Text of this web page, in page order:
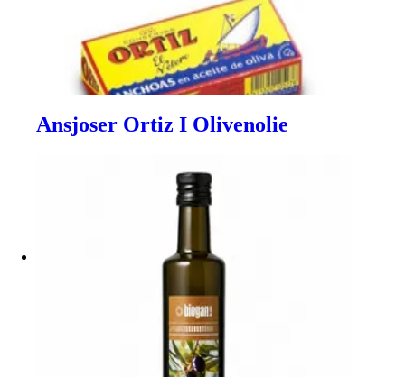
Ansjoser Ortiz I Olivenolie